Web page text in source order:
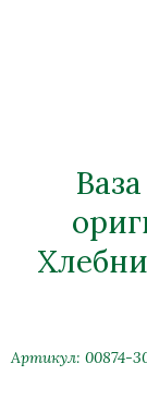
Артикул: 00874-